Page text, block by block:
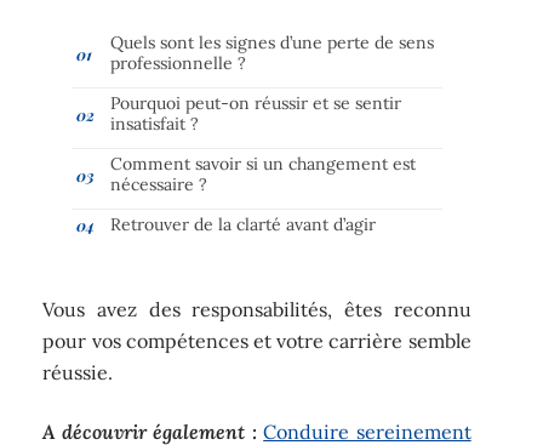
Quels sont les signes d’une perte de sens
professionnelle ?
Pourquoi peut-on réussir et se sentir
insatisfait ?
Comment savoir si un changement est
nécessaire ?
Retrouver de la clarté avant d’agir
Vous avez des responsabilités, êtes reconnu
pour vos compétences et votre carrière semble
réussie.
A découvrir également : Conduire sereinement